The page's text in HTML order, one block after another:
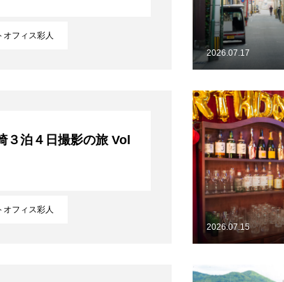
決コミュニティ【北海道オンラインアジト】
ミュニティ【北海道オンラインアジト】
オフィス彩人
2026.07.17
オフィス彩人
３泊４日撮影の旅 Vol
2026.07.15